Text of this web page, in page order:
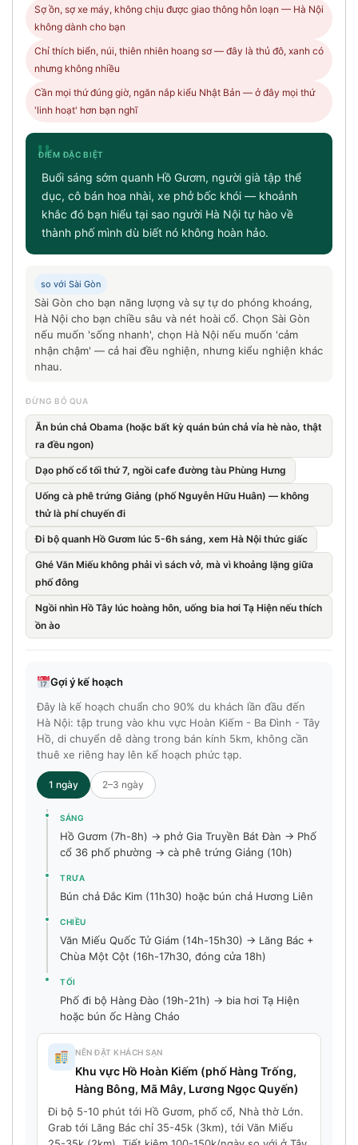
Sợ ồn, sợ xe máy, không chịu được giao thông hỗn loạn — Hà Nội
không dành cho bạn
Chỉ thích biển, núi, thiên nhiên hoang sơ — đây là thủ đô, xanh có
nhưng không nhiều
Cần mọi thứ đúng giờ, ngăn nắp kiểu Nhật Bản — ở đây mọi thứ
'linh hoạt' hơn bạn nghĩ
"
ĐIỂM ĐẶC BIỆT
Buổi sáng sớm quanh Hồ Gươm, người già tập thể
dục, cô bán hoa nhài, xe phở bốc khói — khoảnh
khắc đó bạn hiểu tại sao người Hà Nội tự hào về
thành phố mình dù biết nó không hoàn hảo.
so với Sài Gòn
Sài Gòn cho bạn năng lượng và sự tự do phóng khoáng,
Hà Nội cho bạn chiều sâu và nét hoài cổ. Chọn Sài Gòn
nếu muốn 'sống nhanh', chọn Hà Nội nếu muốn 'cảm
nhận chậm' — cả hai đều nghiện, nhưng kiểu nghiện khác
nhau.
ĐỪNG BỎ QUA
Ăn bún chả Obama (hoặc bất kỳ quán bún chả vỉa hè nào, thật
ra đều ngon)
Dạo phố cổ tối thứ 7, ngồi cafe đường tàu Phùng Hưng
Uống cà phê trứng Giảng (phố Nguyễn Hữu Huân) — không
thử là phí chuyến đi
Đi bộ quanh Hồ Gươm lúc 5-6h sáng, xem Hà Nội thức giấc
Ghé Văn Miếu không phải vì sách vở, mà vì khoảng lặng giữa
phố đông
Ngồi nhìn Hồ Tây lúc hoàng hôn, uống bia hơi Tạ Hiện nếu thích
ồn ào
Gợi ý kế hoạch
Đây là kế hoạch chuẩn cho 90% du khách lần đầu đến
Hà Nội: tập trung vào khu vực Hoàn Kiếm - Ba Đình - Tây
Hồ, di chuyển dễ dàng trong bán kính 5km, không cần
thuê xe riêng hay lên kế hoạch phức tạp.
1 ngày 2–3 ngày
SÁNG
Hồ Gươm (7h-8h) → phở Gia Truyền Bát Đàn → Phố
cổ 36 phố phường → cà phê trứng Giảng (10h)
TRƯA
Bún chả Đắc Kim (11h30) hoặc bún chả Hương Liên
CHIỀU
Văn Miếu Quốc Tử Giám (14h-15h30) → Lăng Bác +
Chùa Một Cột (16h-17h30, đóng cửa 18h)
TỐI
Phố đi bộ Hàng Đào (19h-21h) → bia hơi Tạ Hiện
hoặc bún ốc Hàng Cháo
NÊN ĐẶT KHÁCH SẠN
Khu vực Hồ Hoàn Kiếm (phố Hàng Trống,
Hàng Bông, Mã Mây, Lương Ngọc Quyến)
Đi bộ 5-10 phút tới Hồ Gươm, phố cổ, Nhà thờ Lớn.
Grab tới Lăng Bác chỉ 35-45k (3km), tới Văn Miếu